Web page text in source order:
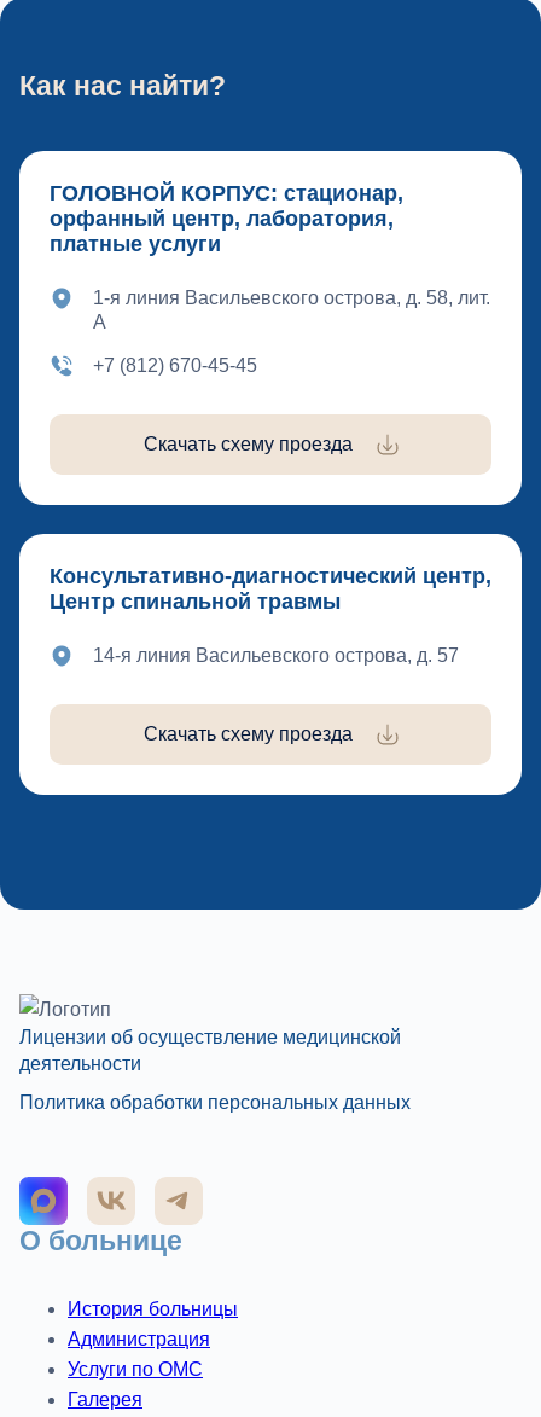
Как нас найти?
ГОЛОВНОЙ КОРПУС: стационар,
орфанный центр, лаборатория,
платные услуги
1-я линия Васильевского острова, д. 58, лит.
А
+7 (812) 670-45-45
Скачать схему проезда
Консультативно-диагностический центр,
Центр спинальной травмы
14-я линия Васильевского острова, д. 57
Скачать схему проезда
Лицензии об осуществление медицинской
деятельности
Политика обработки персональных данных
О больнице
История больницы
Администрация
Услуги по ОМС
Галерея